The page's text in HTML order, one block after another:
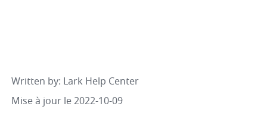
Written by: Lark Help Center
Mise à jour le 2022-10-09